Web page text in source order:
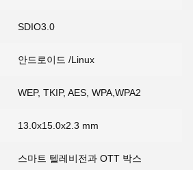
SDIO3.0
안드로이드 /Linux
WEP, TKIP, AES, WPA,WPA2
13.0x15.0x2.3 mm
스마트 텔레비전과 OTT 박스